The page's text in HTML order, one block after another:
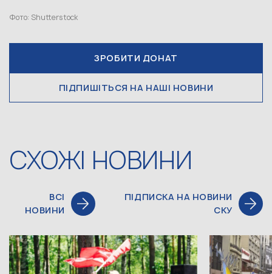
Фото: Shutterstock
ЗРОБИТИ ДОНАТ
ПІДПИШІТЬСЯ НА НАШІ НОВИНИ
СХОЖІ НОВИНИ
ВСІ
НОВИНИ
ПІДПИСКА НА НОВИНИ
СКУ